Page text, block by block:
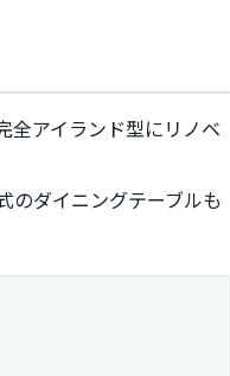
全アイランド型にリノベ
のダイニングテーブルも